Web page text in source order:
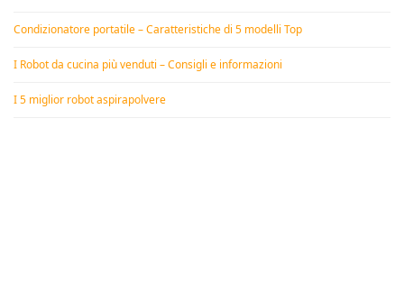
Condizionatore portatile – Caratteristiche di 5 modelli Top
I Robot da cucina più venduti – Consigli e informazioni
I 5 miglior robot aspirapolvere